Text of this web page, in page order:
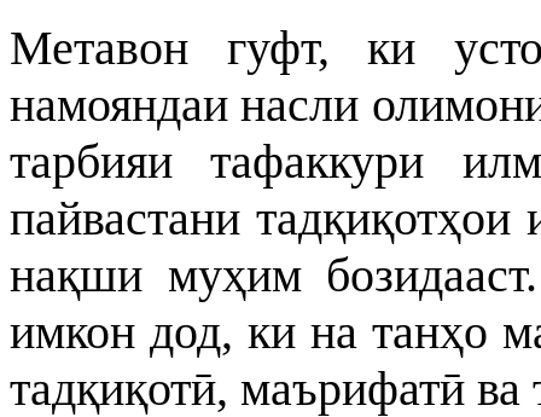
Метавон гуфт, ки
намояндаи насли
тарбияи тафаккури
пайвастани
нақши муҳим
имкон дод, ки на танҳо
тадқиқотӣ, маърифатӣ